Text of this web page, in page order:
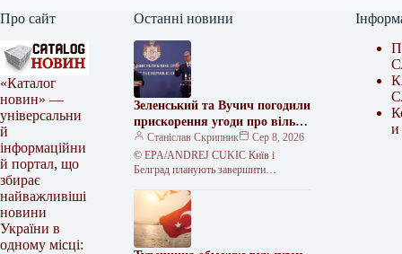
Про сайт
«Каталог
новин» —
універсальни
й
інформаційни
й портал, що
збирає
найважливіші
новини
України в
одному місці:
Останні новини
Зеленський та Вучич погодили
прискорення угоди про вільну
торгівлю
Станіслав Скрипник
Сер 8, 2026
© EPA/ANDREJ CUKIC Київ і
Белград планують завершити
та розширити двосторонні зв’язки.
Президент Сербії Александар…
и